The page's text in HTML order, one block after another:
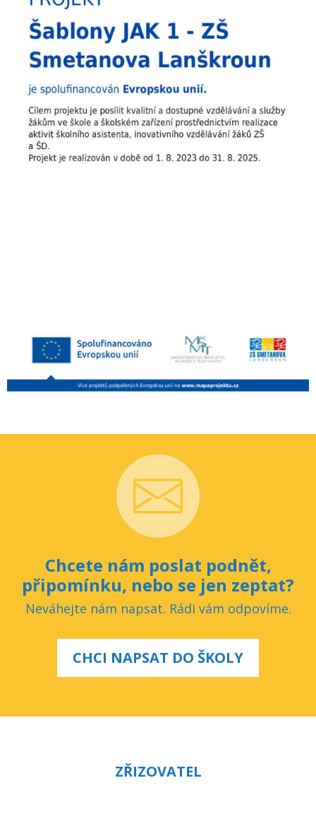
Chcete nám poslat podnět,
připomínku, nebo se jen zeptat?
Neváhejte nám napsat. Rádi vám odpovíme.
CHCI NAPSAT DO ŠKOLY
ZŘIZOVATEL